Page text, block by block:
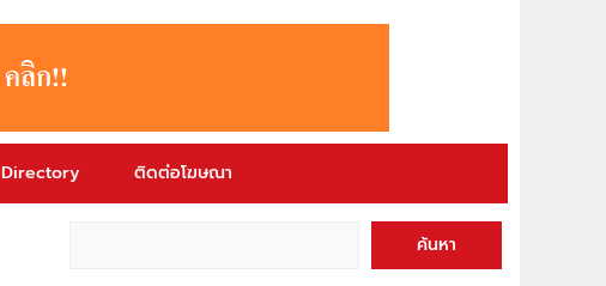
Directory ติดต่อโฆษณา
ค้นหา